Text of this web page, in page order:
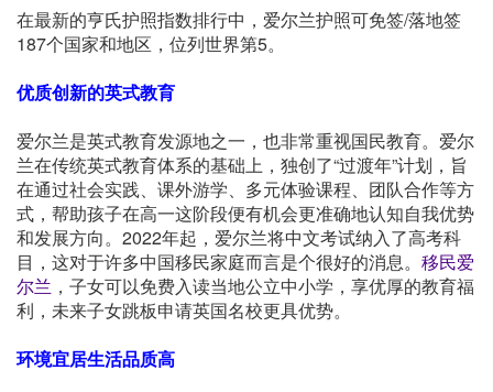
在最新的亨氏护照指数排行中，爱尔兰护照可免签/落地签
187个国家和地区，位列世界第5。
优质创新的英式教育
爱尔兰是英式教育发源地之一，也非常重视国民教育。爱尔
兰在传统英式教育体系的基础上，独创了“过渡年”计划，旨
在通过社会实践、课外游学、多元体验课程、团队合作等方
式，帮助孩子在高一这阶段便有机会更准确地认知自我优势
和发展方向。2022年起，爱尔兰将中文考试纳入了高考科
目，这对于许多中国移民家庭而言是个很好的消息。 移民爱
尔兰 ，子女可以免费入读当地公立中小学，享优厚的教育福
利，未来子女跳板申请英国名校更具优势。
环境宜居生活品质高